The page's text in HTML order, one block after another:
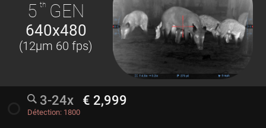
5 th GEN
640x480
(12µm 60 fps)
3-24x € 2,999
Détection: 1800